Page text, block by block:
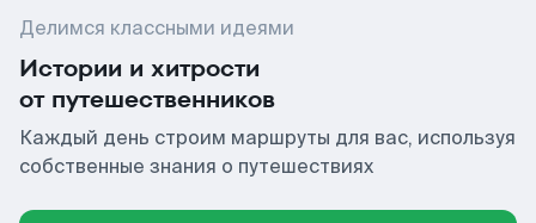
Делимся классными идеями
Истории и хитрости
от путешественников
Каждый день строим маршруты для вас, используя
собственные знания о путешествиях